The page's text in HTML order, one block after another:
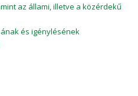
az állami, illetve a közérdekű
és igénylésének